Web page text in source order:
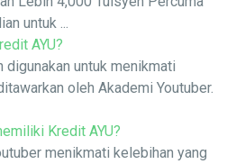
untuk ...
AYU?
digunakan untuk menikmati
oleh Akademi Youtuber.
Kredit AYU?
menikmati kelebihan yang